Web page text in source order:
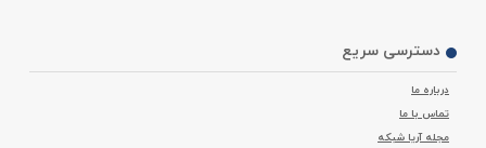
دسترسی سریع
درباره ما
تماس با ما
مجله آریا شبکه